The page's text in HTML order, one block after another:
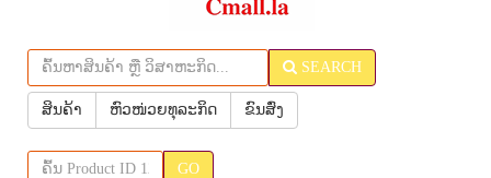
SEARCH
ສິນຄ້າ ຫົວໜ່ວຍທຸລະກິດ ຂົນສົ່ງ
GO